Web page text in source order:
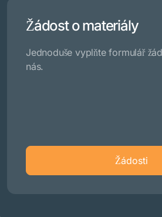
Žádost o materiály
Jednoduše vyplňte formulář
nás.
Žádosti